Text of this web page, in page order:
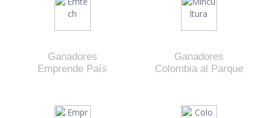
Ganadores
Emprende País
Ganadores
Colombia al Parque